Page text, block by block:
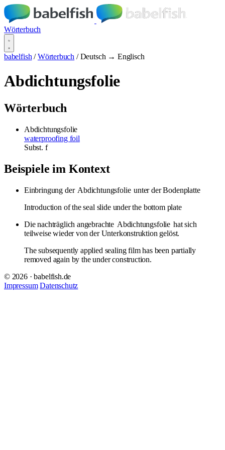
Wörterbuch
babelfish / Wörterbuch / Deutsch → Englisch
Abdichtungsfolie
Wörterbuch
Abdichtungsfolie
waterproofing foil
Subst. f
Beispiele im Kontext
Einbringung der Abdichtungsfolie unter der Bodenplatte
Introduction of the seal slide under the bottom plate
Die nachträglich angebrachte Abdichtungsfolie hat sich
teilweise wieder von der Unterkonstruktion gelöst.
The subsequently applied sealing film has been partially
removed again by the under construction.
© 2026 · babelfish.de
Impressum Datenschutz